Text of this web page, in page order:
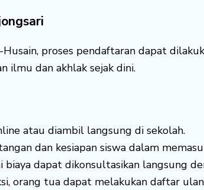
proses pendaftaran dapat
ilmu dan akhlak sejak dini.
atau diambil langsung di sekolah.
dan kesiapan siswa dalam
biaya dapat dikonsultasikan langsung
orang tua dapat melakukan daftar